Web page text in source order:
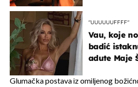
"UUUUUUFFFF"
Vau, koje
badić
adute Maje
Glumačka postava iz omiljenog